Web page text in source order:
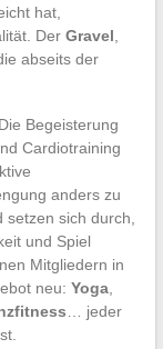
hat,
Der Gravel
abseits der
Begeisterung
Cardiotraining
anders zu
sich durch,
und Spiel
Mitgliedern in
neu: Yoga,
… jeder